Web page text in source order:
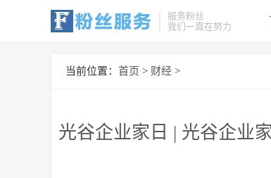
服务粉丝
我们一直在努力
当前位置： 首页 > 财经 >
光谷企业家日 | 光谷企业